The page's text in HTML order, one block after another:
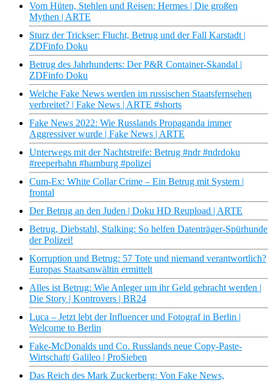
Vom Hüten, Stehlen und Reisen: Hermes | Die großen
Mythen | ARTE
Sturz der Trickser: Flucht, Betrug und der Fall Karstadt |
ZDFinfo Doku
Betrug des Jahrhunderts: Der P&R Container-Skandal |
ZDFinfo Doku
Welche Fake News werden im russischen Staatsfernsehen
verbreitet? | Fake News | ARTE #shorts
Fake News 2022: Wie Russlands Propaganda immer
Aggressiver wurde | Fake News | ARTE
Unterwegs mit der Nachtstreife: Betrug #ndr #ndrdoku
#reeperbahn #hamburg #polizei
Cum-Ex: White Collar Crime – Ein Betrug mit System |
frontal
Der Betrug an den Juden | Doku HD Reupload | ARTE
Betrug, Diebstahl, Stalking: So helfen Datenträger-Spürhunde
der Polizei!
Korruption und Betrug: 57 Tote und niemand verantwortlich?
Europas Staatsanwältin ermittelt
Alles ist Betrug: Wie Anleger um ihr Geld gebracht werden |
Die Story | Kontrovers | BR24
Luca – Jetzt lebt der Influencer und Fotograf in Berlin |
Welcome to Berlin
Fake-McDonalds und Co. Russlands neue Copy-Paste-
Wirtschaft| Galileo | ProSieben
Das Reich des Mark Zuckerberg: Von Fake News,